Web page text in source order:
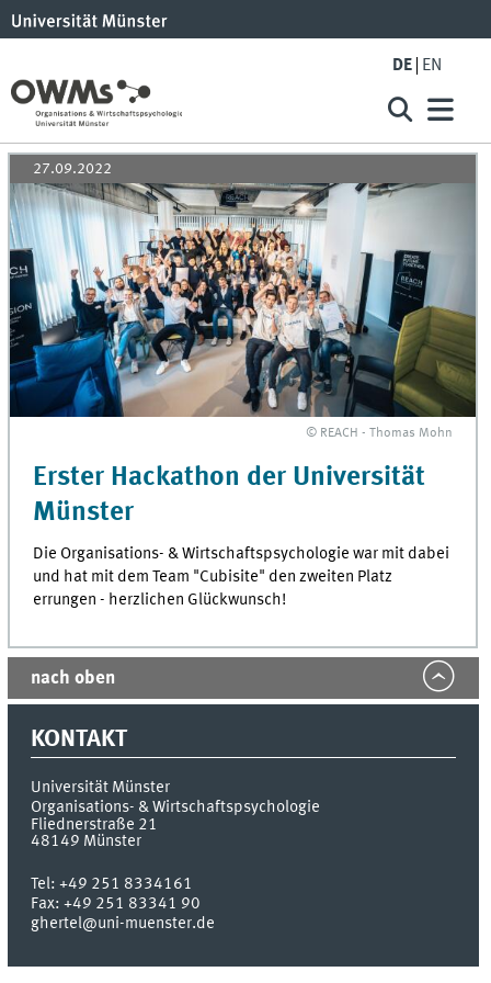
DE EN
27.09.2022
© REACH - Thomas Mohn
Erster Hackathon der Universität
Münster
Die Organisations- & Wirtschaftspsychologie war mit dabei
und hat mit dem Team "Cubisite" den zweiten Platz
errungen - herzlichen Glückwunsch!
nach oben
KONTAKT
Universität Münster
Organisations- & Wirtschaftspsychologie
Fliednerstraße 21
48149 Münster
Tel:+49 251 8334161
Fax:+49 251 83341 90
ghertel@uni-muenster.de